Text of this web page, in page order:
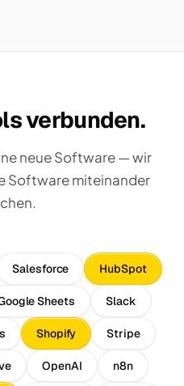
verbunden.
neue Software — wir
Software miteinander
Salesforce HubSpot
Sheets Slack
Shopify Stripe
OpenAI n8n